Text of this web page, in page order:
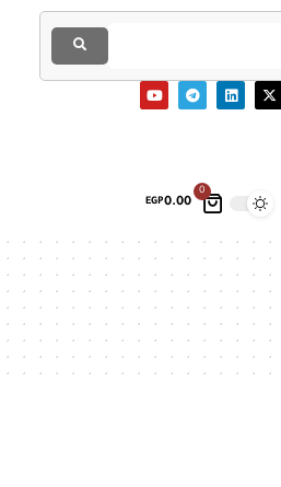
0
EGP0.00